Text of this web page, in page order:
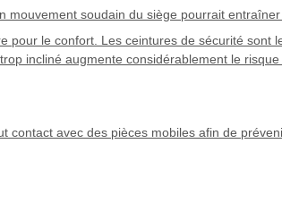
soudain du siège pourrait
pour le confort. Les ceintures de sécurité sont
incliné augmente considérablement le risque
contact avec des pièces mobiles afin de